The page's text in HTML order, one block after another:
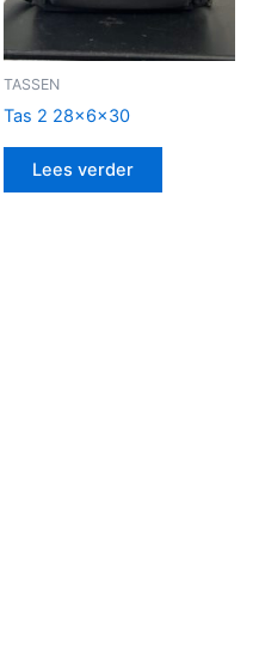
TASSEN
Tas 2 28x6x30
Lees verder